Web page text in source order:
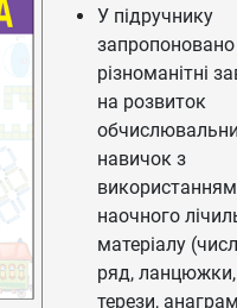
У підручнику
запропоновано
різноманітні
на розвиток
навичок з
використанням
наочного
матеріалу
ряд, ланцюжки,
терези,